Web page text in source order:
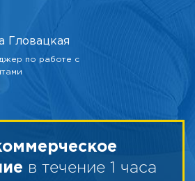
Гловацкая
по работе с
в течение 1 часа